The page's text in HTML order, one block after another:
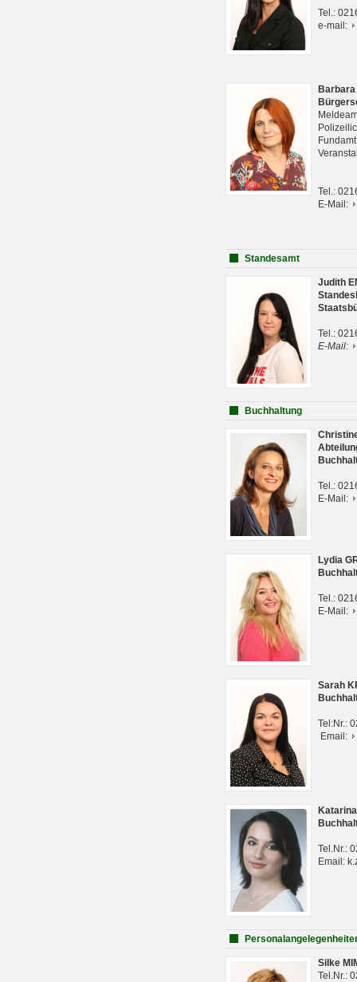
Tel.:
e-mail:
Tel.:
E-Mail:
Standesamt
Judith
Tel.:
E-Mail:
Buchhaltung
Tel.:
E-Mail:
Lydia
Tel.:
E-Mail:
Sarah
Tel:Nr.:
Email:
Tel.Nr.:
Email:
Silke
Tel.Nr.: